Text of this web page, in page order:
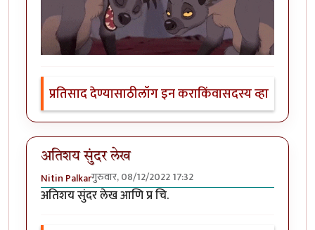
प्रतिसाद देण्यासाठीलॉग इन कराकिंवासदस्य व्हा
अतिशय सुंदर लेख
Nitin Palkarगुरुवार, 08/12/2022 17:32
अतिशय सुंदर लेख आणि प्र चि.